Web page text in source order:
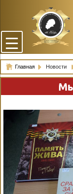
Главная Новости